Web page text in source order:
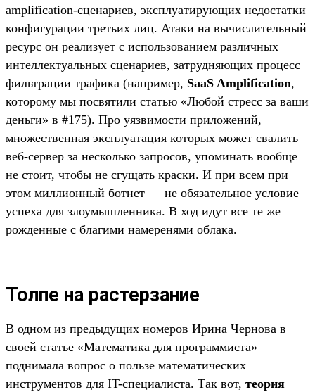
amplification-сценариев, эксплуатирующих недостатки
конфигурации третьих лиц. Атаки на вычислительный
ресурс он реализует с использованием различных
интеллектуальных сценариев, затрудняющих процесс
фильтрации трафика (например, SaaS Amplification,
которому мы посвятили статью «Любой стресс за ваши
деньги» в #175). Про уязвимости приложений,
множественная эксплуатация которых может свалить
веб-сервер за несколько запросов, упоминать вообще
не стоит, чтобы не сгущать краски. И при всем при
этом миллионный ботнет — не обязательное условие
успеха для злоумышленника. В ход идут все те же
рожденные с благими намеренями облака.
Толпе на растерзание
В одном из предыдущих номеров Ирина Чернова в
своей статье «Математика для программиста»
поднимала вопрос о пользе математических
инструментов для IT-специалиста. Так вот, теория